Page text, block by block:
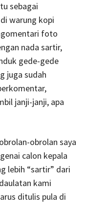
sebagai
warung kopi
foto
nada sartir,
gede-gede
juga sudah
janji-janji, apa
obrolan saya
calon kepala
lebih “sartir” dari
kami
ditulis pula di